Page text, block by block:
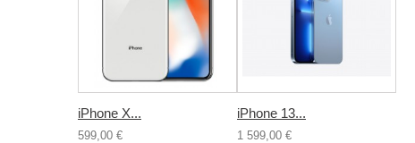
iPhone X...
599,00 €
iPhone 13...
1 599,00 €